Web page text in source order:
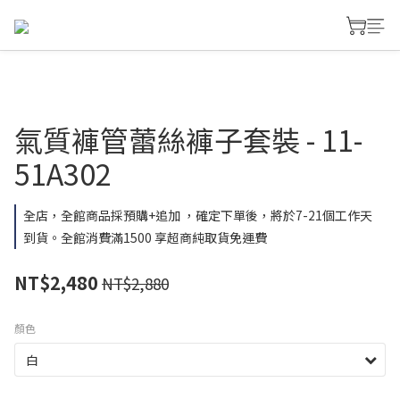
氣質褲管蕾絲褲子套裝 - 11-
51A302
全店，全館商品採預購+追加 ，確定下單後，將於7-21個工作天
到貨。全館消費滿1500 享超商純取貨免運費
NT$2,480 NT$2,880
顏色